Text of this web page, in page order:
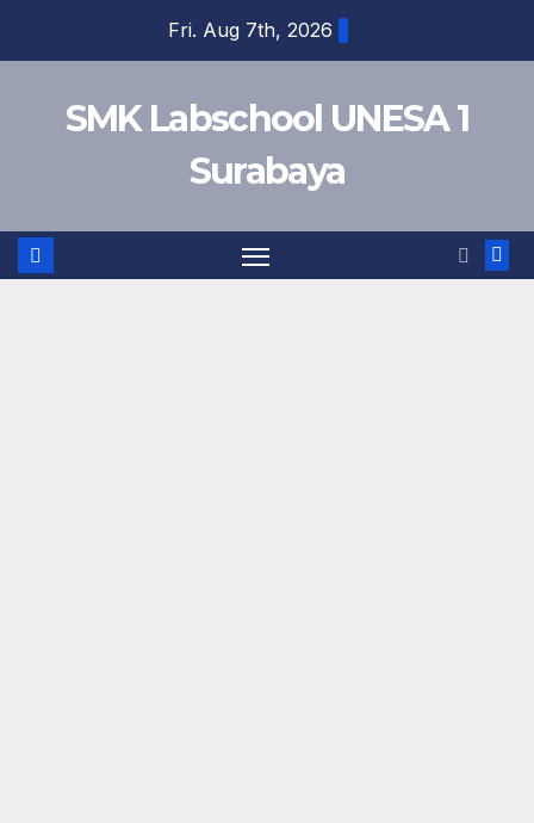
Fri. Aug 7th, 2026
SMK Labschool UNESA 1
Surabaya